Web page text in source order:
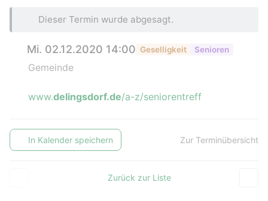
Dieser Termin wurde abgesagt.
Mi. 02.12.2020 14:00 Geselligkeit Senioren
Gemeinde
www.delingsdorf.de/a-z/seniorentreff
In Kalender speichern Zur Terminübersicht
Zurück zur Liste